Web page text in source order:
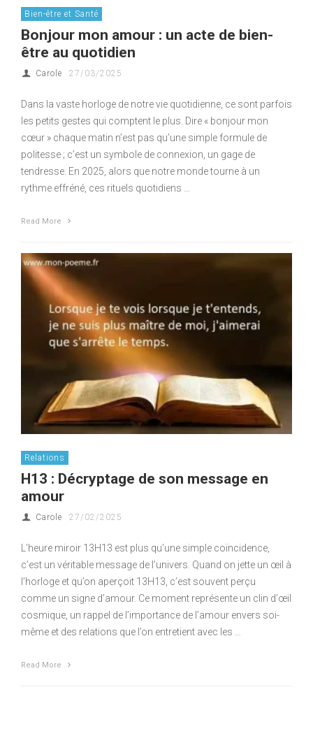
Bien-être et Santé
Bonjour mon amour : un acte de bien-
être au quotidien
Carole 27/03/2025
Dans la vaste horloge de notre vie quotidienne, ce sont parfois
les petits gestes qui comptent le plus. Dire « bonjour mon
cœur » chaque matin n’est pas qu’une simple formule de
politesse ; c’est un symbole de connexion, un gage de
tendresse. En 2025, alors que notre monde tourne à un
rythme effréné, ces rituels quotidiens …
Read More
Relations
H13 : Décryptage de son message en
amour
Carole 27/02/2025
L’heure miroir 13H13 est plus qu’une simple coïncidence,
c’est un véritable message de l’univers. Quand on jette un œil à
l’horloge et qu’on aperçoit 13H13, c’est souvent perçu
comme un signe d’amour. Ce moment représente un clin d’œil
cosmique, un rappel de l’importance de l’amour envers soi-
même et des relations que l’on entretient avec les …
Read More